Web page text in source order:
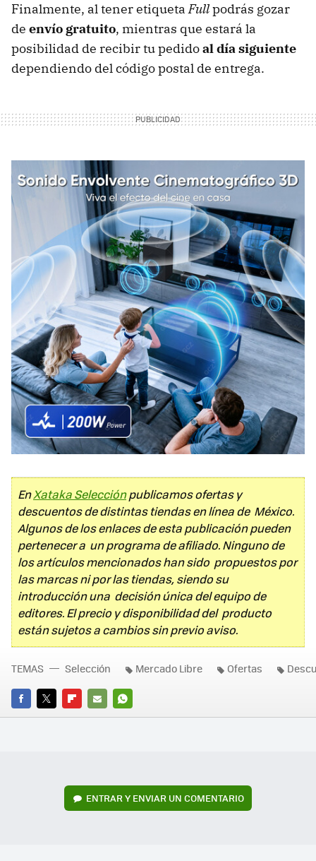
Finalmente, al tener etiquetaFullpodrás gozar
de envío gratuito, mientras que estará la
posibilidad de recibir tu pedidoal día siguiente
dependiendo del código postal de entrega.
EnXataka Selecciónpublicamos ofertas y
descuentos de distintas tiendas en línea de México.
Algunos de los enlaces de esta publicación pueden
pertenecer a un programa de afiliado. Ninguno de
los artículos mencionados han sido propuestos por
las marcas ni por las tiendas, siendo su
introducción una decisión única del equipo de
editores. El precio y disponibilidad del producto
están sujetos a cambios sin previo aviso.
FACEBOOK
TWITTERFLIPBOARD
E-
WHATSAPP
TEMAS Selección Mercado Libre Ofertas
ENTRAR Y ENVIAR UN COMENTARIO